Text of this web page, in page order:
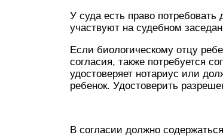
У суда есть право потребовать
участвуют на судебном
Если биологическому отцу
согласия, также потребуется
удостоверяет нотариус или
ребенок. Удостоверить
В согласии должно